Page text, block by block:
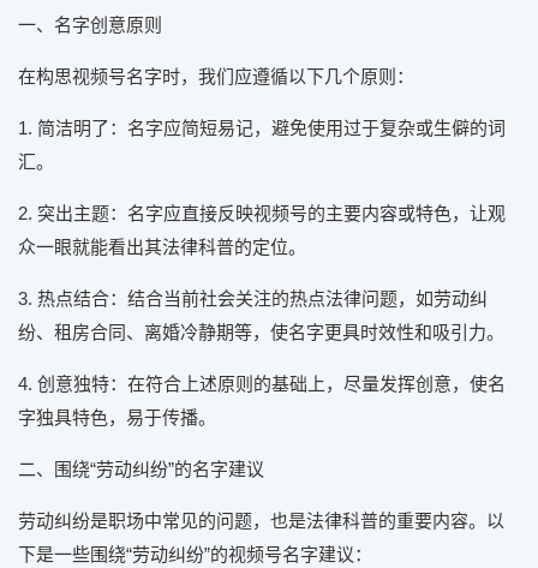
一、名字创意原则
在构思视频号名字时，我们应遵循以下几个原则：
1. 简洁明了：名字应简短易记，避免使用过于复杂或生僻的词
汇。
2. 突出主题：名字应直接反映视频号的主要内容或特色，让观
众一眼就能看出其法律科普的定位。
3. 热点结合：结合当前社会关注的热点法律问题，如劳动纠
纷、租房合同、离婚冷静期等，使名字更具时效性和吸引力。
4. 创意独特：在符合上述原则的基础上，尽量发挥创意，使名
字独具特色，易于传播。
二、围绕“劳动纠纷”的名字建议
劳动纠纷是职场中常见的问题，也是法律科普的重要内容。以
下是一些围绕“劳动纠纷”的视频号名字建议：